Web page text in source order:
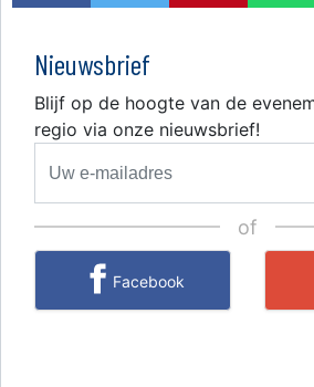
Nieuwsbrief
Blijf op de hoogte van de
regio via onze nieuwsbrief!
of
Facebook